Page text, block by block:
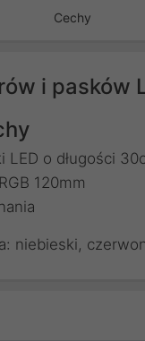
Cechy
i pasków
LED o długości
120mm
niebieski,